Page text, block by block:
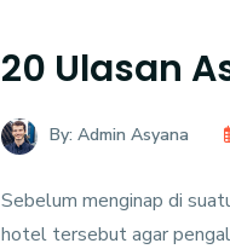
20 Ulasan
By: Admin Asyana
Sebelum menginap di
hotel tersebut agar